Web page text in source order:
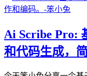
Ai Scribe Pro:
和代码生成，